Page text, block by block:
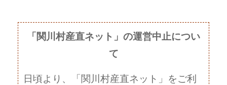
「関川村産直ネット」の運営中止につい
て
日頃より、「関川村産直ネット」をご利